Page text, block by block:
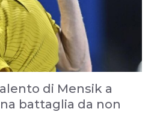
di Mensik a
battaglia da non